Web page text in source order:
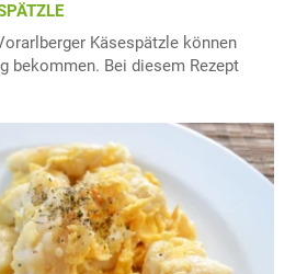
Käsespätzle können
bekommen. Bei diesem Rezept